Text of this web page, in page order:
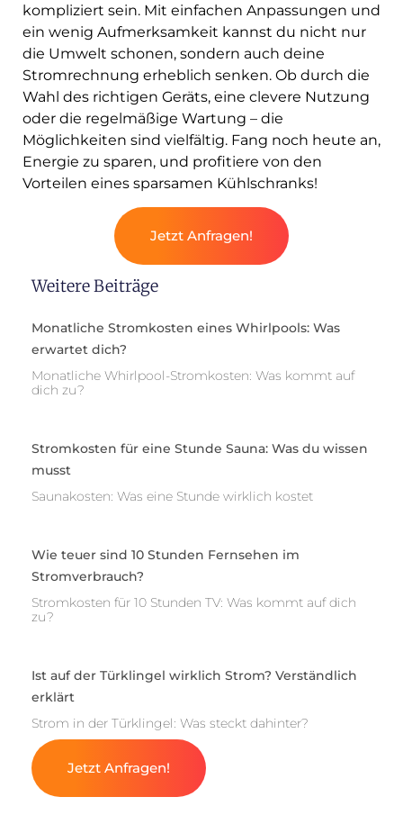
kompliziert sein. Mit einfachen Anpassungen und
ein wenig Aufmerksamkeit kannst du nicht nur
die Umwelt schonen, sondern auch deine
Stromrechnung erheblich senken. Ob durch die
Wahl des richtigen Geräts, eine clevere Nutzung
oder die regelmäßige Wartung – die
Möglichkeiten sind vielfältig. Fang noch heute an,
Energie zu sparen, und profitiere von den
Vorteilen eines sparsamen Kühlschranks!
Jetzt Anfragen!
Weitere Beiträge
Monatliche Stromkosten eines Whirlpools: Was
erwartet dich?
Monatliche Whirlpool-Stromkosten: Was kommt auf
dich zu?
Stromkosten für eine Stunde Sauna: Was du wissen
musst
Saunakosten: Was eine Stunde wirklich kostet
Wie teuer sind 10 Stunden Fernsehen im
Stromverbrauch?
Stromkosten für 10 Stunden TV: Was kommt auf dich
zu?
Ist auf der Türklingel wirklich Strom? Verständlich
erklärt
Strom in der Türklingel: Was steckt dahinter?
Jetzt Anfragen!